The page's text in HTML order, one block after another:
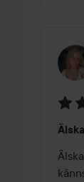
5
av
5